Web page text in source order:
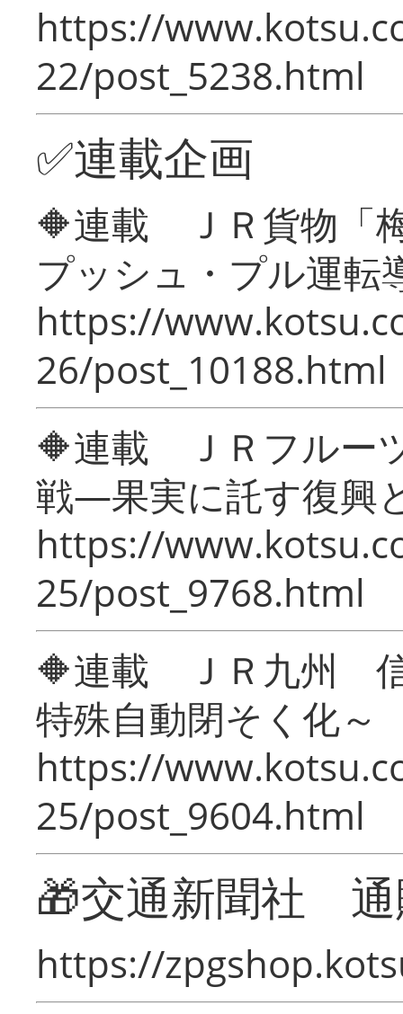
https://
22/post_5238.html
✅連載企画
🔶連載 ＪＲ貨物「
プッシュ・プル運転
https://
26/post_10188.html
🔶連載 ＪＲフルー
戦―果実に託す復興
https://
25/post_9768.html
🔶連載 ＪＲ九州 信
特殊自動閉そく化～
https://
25/post_9604.html
🎁交通新聞社
https://